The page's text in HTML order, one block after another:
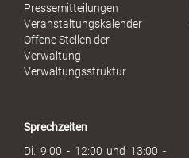
Pressemitteilungen
Veranstaltungskalender
Offene Stellen der
Verwaltung
Verwaltungsstruktur
Sprechzeiten
Di. 9:00 - 12:00 und 13:00 -